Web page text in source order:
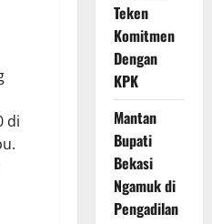
di
Teken
Komitmen
Dengan
KPK
Mantan
Bupati
Bekasi
Ngamuk di
Pengadilan